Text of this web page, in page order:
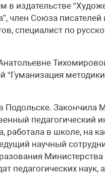
в издательстве
член Союза
специалист по
“Гуманизация
Подольске. Закончила
педагогический
работала в школе, на
научный
педагогических наук,